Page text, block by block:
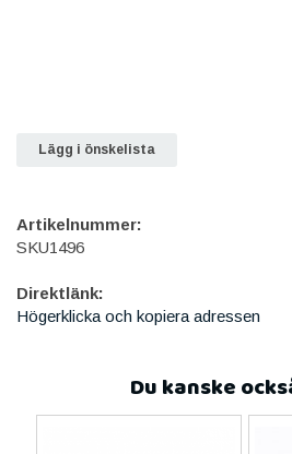
Lägg i önskelista
Artikelnummer:
SKU1496
Direktlänk:
Högerklicka och kopiera adressen
Du kanske